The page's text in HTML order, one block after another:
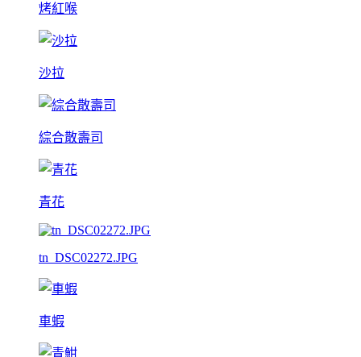
烤紅喉
沙拉
綜合散壽司
青花
tn_DSC02272.JPG
車蝦